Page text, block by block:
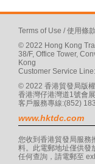
Terms of Use /使用條款
© 2022 Hong Kong
38/F, Office Tower,
Kong
Customer Service
© 2022 香港貿發局版
香港灣仔港灣道1號會
客戶服務專線:(852)
www.hktdc.com
您收到香港貿發局服務
料。此電郵地址僅供發
任何查詢，請電郵至